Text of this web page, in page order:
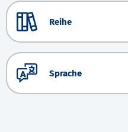
Reihe
Sprache